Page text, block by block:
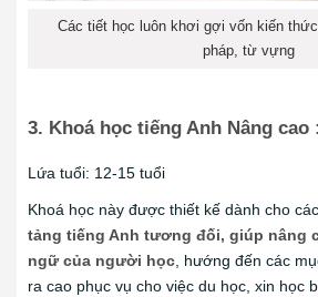
Các tiết học luôn khơi gợi vốn kiến
pháp, từ vựng
3. Khoá học tiếng Anh Nâng cao
Lứa tuổi: 12-15 tuổi
Khoá học này được thiết kế dành cho
tảng tiếng Anh tương đối, giúp nâng
ngữ của người học , hướng đến các
ra cao phục vụ cho việc du học, xin học